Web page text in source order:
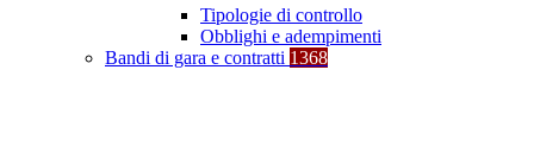
Tipologie di controllo
Obblighi e adempimenti
Bandi di gara e contratti 1368